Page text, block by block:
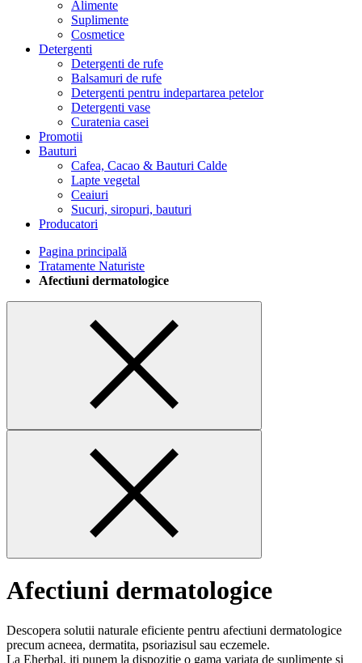
Alimente
Suplimente
Cosmetice
Detergenti
Detergenti de rufe
Balsamuri de rufe
Detergenti pentru indepartarea petelor
Detergenti vase
Curatenia casei
Promotii
Bauturi
Cafea, Cacao & Bauturi Calde
Lapte vegetal
Ceaiuri
Sucuri, siropuri, bauturi
Producatori
Pagina principală
Tratamente Naturiste
Afectiuni dermatologice
Afectiuni dermatologice
Descopera solutii naturale eficiente pentru afectiuni dermatologice
precum acneea, dermatita, psoriazisul sau eczemele.
La Eherbal, iti punem la dispozitie o gama variata de suplimente si